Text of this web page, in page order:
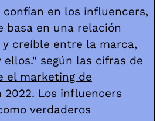
confían en los influencers,
basa en una relación
y creíble entre la marca,
ellos." según las cifras de
el marketing de
2022. Los influencers
verdaderos